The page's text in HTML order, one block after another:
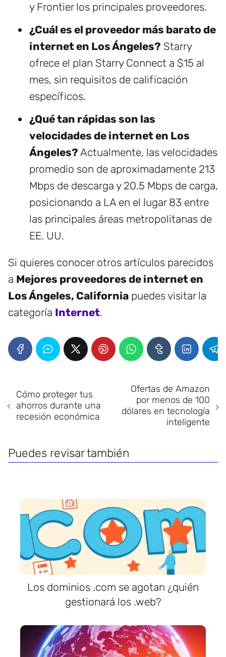
y Frontier los principales proveedores.
¿Cuál es el proveedor más barato de
internet en Los Ángeles? Starry
ofrece el plan Starry Connect a $15 al
mes, sin requisitos de calificación
específicos.
¿Qué tan rápidas son las
velocidades de internet en Los
Ángeles? Actualmente, las velocidades
promedio son de aproximadamente 213
Mbps de descarga y 20.5 Mbps de carga,
posicionando a LA en el lugar 83 entre
las principales áreas metropolitanas de
EE. UU.
Si quieres conocer otros artículos parecidos
a Mejores proveedores de internet en
Los Ángeles, California puedes visitar la
categoría Internet.
Cómo proteger tus
ahorros durante una
recesión económica
Ofertas de Amazon
por menos de 100
dólares en tecnología
inteligente
Puedes revisar también
Los dominios .com se agotan ¿quién
gestionará los .web?